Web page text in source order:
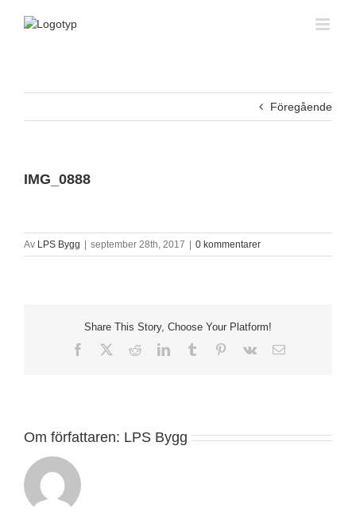
Föregående
IMG_0888
Av LPS Bygg september 28th, 2017 0 kommentarer
Share This Story, Choose Your Platform!
Facebook RedditLinkedInTumblr Pinterest
Vk
E-
Om författaren: LPS Bygg